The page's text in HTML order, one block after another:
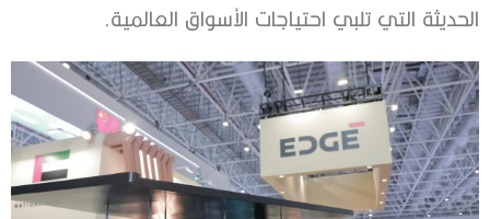
الحديثة التي تلبي احتياجات الأسواق العالمية.